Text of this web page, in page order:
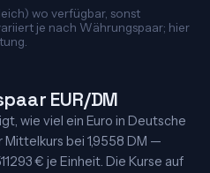
wo verfügbar, sonst
je nach Währungspaar; hier
EUR/DM
wie viel ein Euro in Deutsche
bei 1,9558 DM —
€ je Einheit. Die Kurse auf